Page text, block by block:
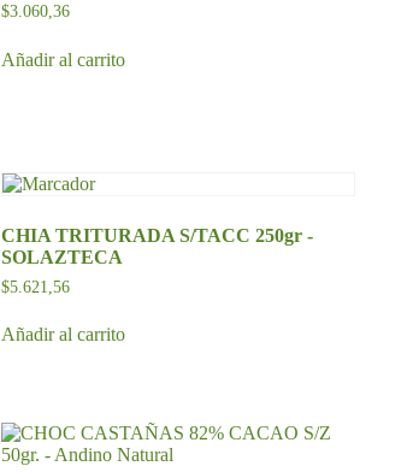
$3.060,36
Añadir al carrito
CHIA TRITURADA S/TACC 250gr -
SOLAZTECA
$5.621,56
Añadir al carrito